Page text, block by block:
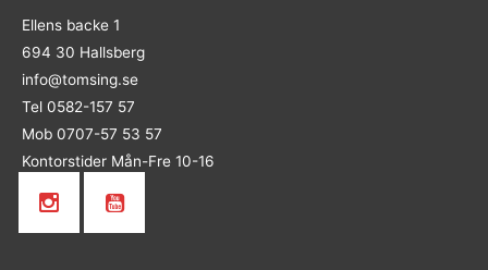
Ellens backe 1
694 30 Hallsberg
info@tomsing.se
Tel 0582-157 57
Mob 0707-57 53 57
Kontorstider Mån-Fre 10-16